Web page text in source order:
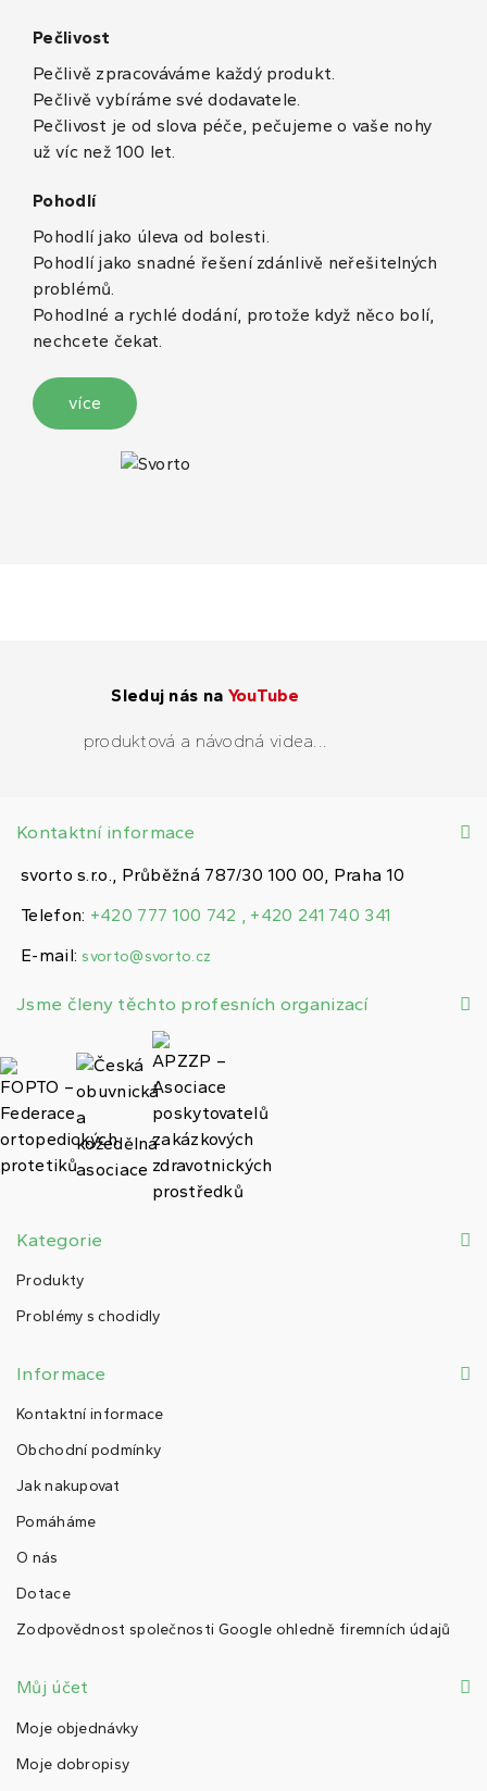
Pečlivost
Pečlivě zpracováváme každý produkt.
Pečlivě vybíráme své dodavatele.
Pečlivost je od slova péče, pečujeme o vaše nohy
už víc než 100 let.
Pohodlí
Pohodlí jako úleva od bolesti.
Pohodlí jako snadné řešení zdánlivě neřešitelných
problémů.
Pohodlné a rychlé dodání, protože když něco bolí,
nechcete čekat.
více
Sleduj nás na YouTube
produktová a návodná videa...
Kontaktní informace
svorto s.r.o., Průběžná 787/30 100 00, Praha 10
Telefon: +420 777 100 742 , +420 241 740 341
E-mail: svorto@svorto.cz
Jsme členy těchto profesních organizací
Kategorie
Produkty
Problémy s chodidly
Informace
Kontaktní informace
Obchodní podmínky
Jak nakupovat
Pomáháme
O nás
Dotace
Zodpovědnost společnosti Google ohledně firemních údajů
Můj účet
Moje objednávky
Moje dobropisy